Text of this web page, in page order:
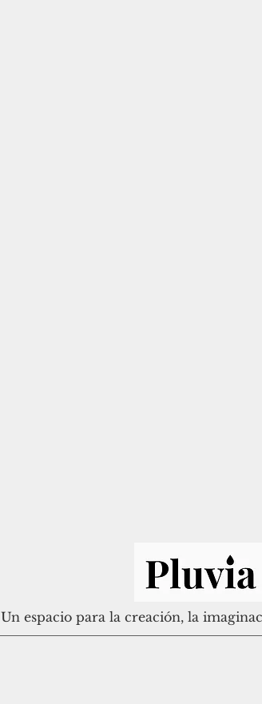
Un espacio para la creación, la